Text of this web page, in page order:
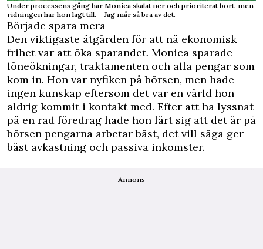
Under processens gång har Monica skalat ner och prioriterat bort, men
ridningen har hon lagt till. – Jag mår så bra av det.
Började spara mera
Den viktigaste åtgärden för att nå ekonomisk
frihet var att öka sparandet. Monica sparade
löneökningar, traktamenten och alla pengar som
kom in. Hon var nyfiken på börsen, men hade
ingen kunskap eftersom det var en värld hon
aldrig kommit i kontakt med. Efter att ha lyssnat
på en rad föredrag hade hon lärt sig att det är på
börsen pengarna arbetar bäst, det vill säga ger
bäst avkastning och passiva inkomster.
Annons